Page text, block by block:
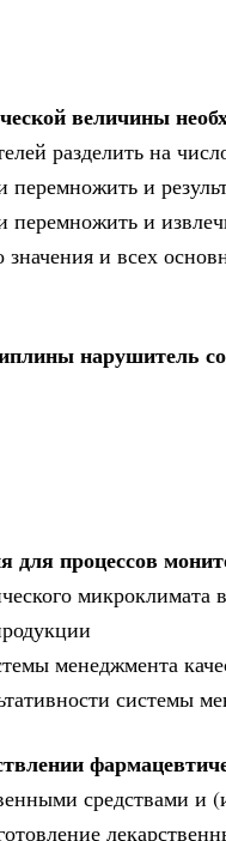
величины
разделить на
и
перемножить и
и всех
нарушитель
для процессов
микроклимата
менеджмента
системы
средствами и